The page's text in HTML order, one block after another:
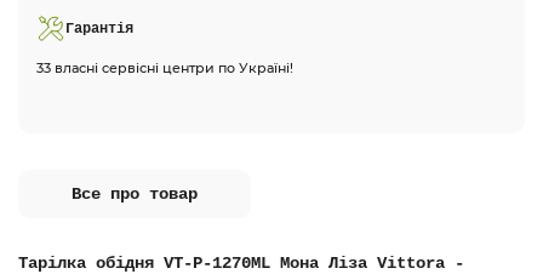
Гарантія
33 власні сервісні центри по Україні!
Все про товар
Тарілка обідня VT-P-1270ML Мона Ліза Vittora -